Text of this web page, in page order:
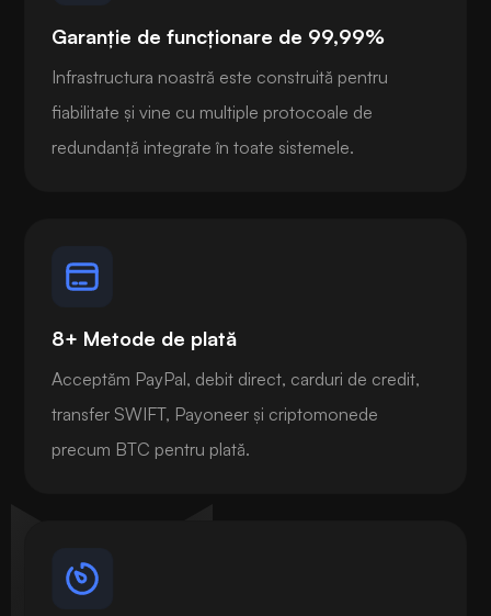
Garanție de funcționare de 99,99%
Infrastructura noastră este construită pentru
fiabilitate și vine cu multiple protocoale de
redundanță integrate în toate sistemele.
8+ Metode de plată
Acceptăm PayPal, debit direct, carduri de credit,
transfer SWIFT, Payoneer și criptomonede
precum BTC pentru plată.